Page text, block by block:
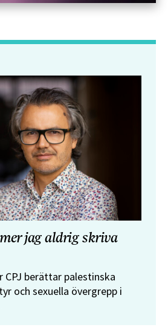
jag aldrig skriva
CPJ berättar palestinska
och sexuella övergrepp i